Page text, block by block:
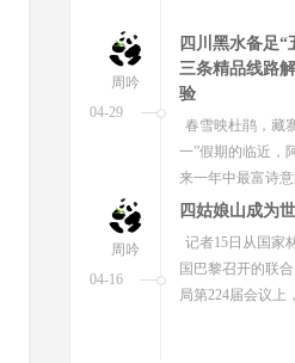
04-29
周吟
四川黑水备足“
三条精品线路
验
春雪映杜鹃，藏
一”假期的临近，
来一年中最富诗意
04-16
周吟
四姑娘山成为
记者15日从国家
国巴黎召开的联
局第224届会议上